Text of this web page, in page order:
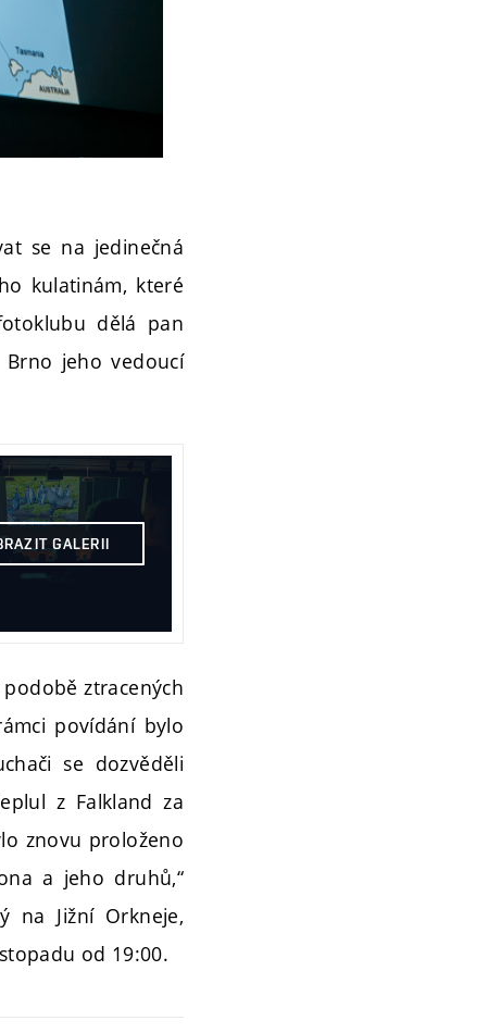
se na jedinečná
kulatinám, které
dělá pan
Brno jeho vedoucí
GALERII
ztracených
povídání bylo
se dozvěděli
z Falkland za
znovu proloženo
a jeho druhů,“
na Jižní Orkneje,
od 19:00.